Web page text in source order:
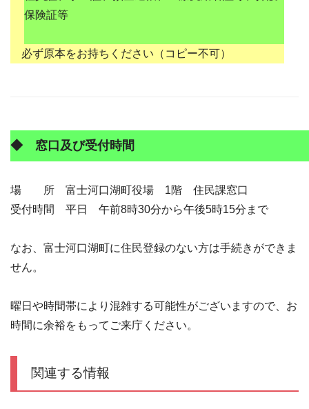
保険証等
必ず原本をお持ちください（コピー不可）
◆ 窓口及び受付時間
場 所 富士河口湖町役場 1階 住民課窓口
受付時間 平日 午前8時30分から午後5時15分まで
なお、富士河口湖町に住民登録のない方は手続きができま
せん。
曜日や時間帯により混雑する可能性がございますので、お
時間に余裕をもってご来庁ください。
関連する情報